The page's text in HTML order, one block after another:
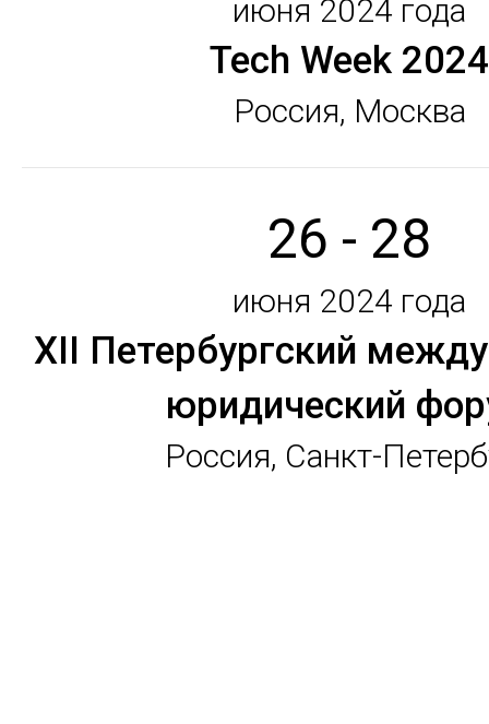
июня 2024 года
Tech Week 2024
Россия, Москва
26 - 28
июня 2024 года
XII Петербургский
юридический
Россия, Санкт-